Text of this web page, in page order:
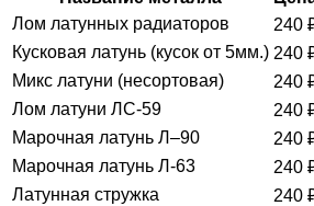
Лом латунных радиаторов
240
Кусковая латунь (кусок от 5мм.) 240
Микс латуни (несортовая)
240
Лом латуни ЛС-59
240
Марочная латунь Л–90
240
Марочная латунь Л-63
240
Латунная стружка
240